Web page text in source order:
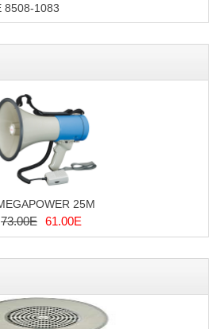
Plasma Et Écran LCD
Flight Case Régie
Consoles T. Mixages
CDs Et Disques Vinyls
Case Pour Contrôleur DJ
Case Pour La Lumière
Flight Multi-Usage
19" PRO Betonex
8508-1083
25M
73.00E 61.00E